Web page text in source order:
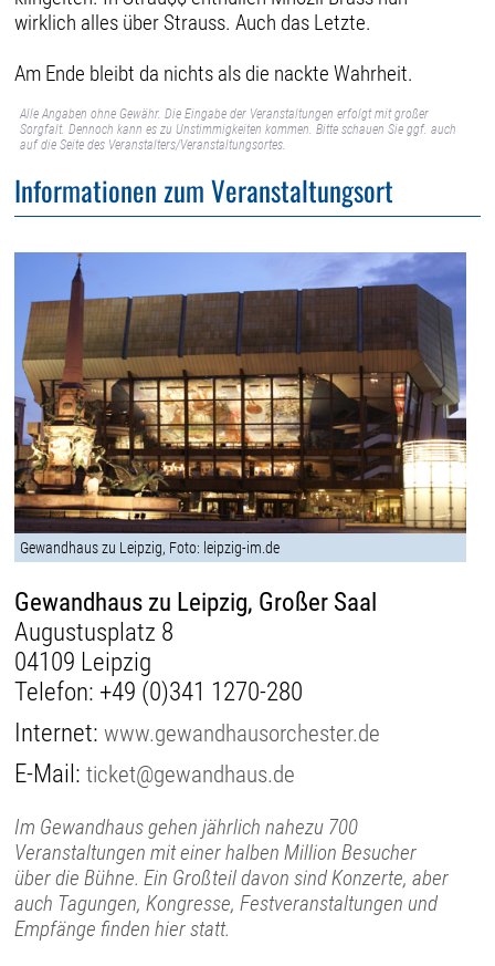
wirklich alles über Strauss. Auch das Letzte.
Am Ende bleibt da nichts als die nackte Wahrheit.
Alle Angaben ohne Gewähr. Die Eingabe der Veranstaltungen erfolgt mit großer
Sorgfalt. Dennoch kann es zu Unstimmigkeiten kommen. Bitte schauen Sie ggf. auch
auf die Seite des Veranstalters/Veranstaltungsortes.
Informationen zum Veranstaltungsort
Gewandhaus zu Leipzig, Foto: leipzig-im.de
Gewandhaus zu Leipzig, Großer Saal
Augustusplatz 8
04109 Leipzig
Telefon: +49 (0)341 1270-280
Internet:www.gewandhausorchester.de
E-Mail:ticket@gewandhaus.de
Im Gewandhaus gehen jährlich nahezu 700
Veranstaltungen mit einer halben Million Besucher
über die Bühne. Ein Großteil davon sind Konzerte, aber
auch Tagungen, Kongresse, Festveranstaltungen und
Empfänge finden hier statt.